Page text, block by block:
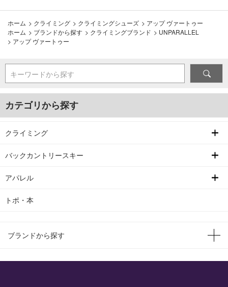
ホーム > クライミング > クライミングシューズ > アップ ヴァートゥー
ホーム > ブランドから探す > クライミングブランド > UNPARALLEL
> アップ ヴァートゥー
キーワードから探す
カテゴリから探す
クライミング
バックカントリースキー
アパレル
トポ・本
ブランドから探す